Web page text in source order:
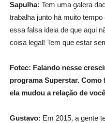
Sapulha: Tem uma galera
trabalha junto há muito
essa falsa ideia de que aqui
coisa legal! Tem que estar
Fotec: Falando nesse
programa Superstar. Como
ela mudou a relação de
Gustavo: Em 2015, a gente